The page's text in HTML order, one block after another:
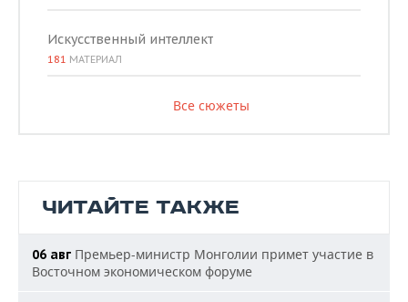
Искусственный интеллект
181 МАТЕРИАЛ
Все сюжеты
ЧИТАЙТЕ ТАКЖЕ
06 авг Премьер-министр Монголии примет участие в
Восточном экономическом форуме